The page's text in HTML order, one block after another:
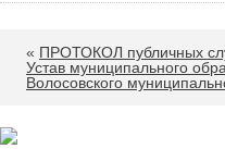
« ПРОТОКОЛ публичных
Устав муниципального
Волосовского